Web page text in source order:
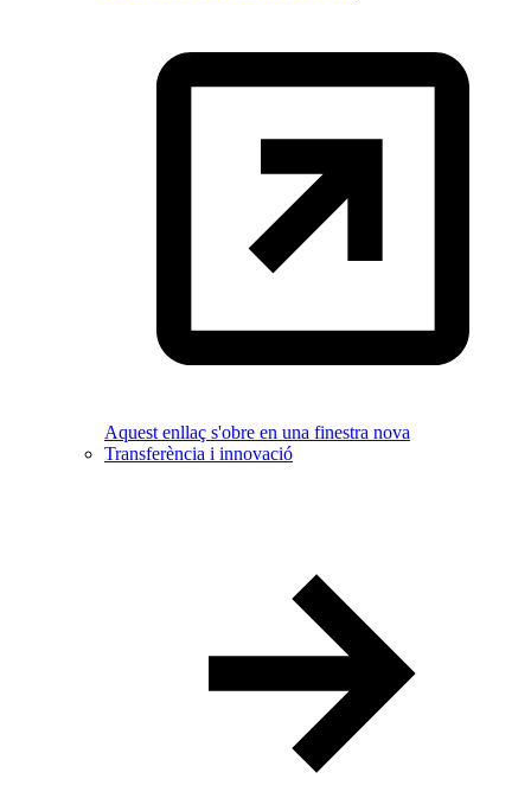
Aquest enllaç s'obre en una finestra nova
Transferència i innovació